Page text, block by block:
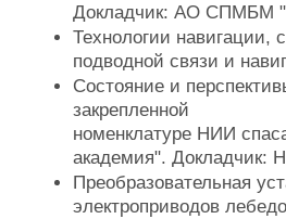
Докладчик: АО СПМБМ
Технологии навигации,
подводной связи и
Состояние и
закрепленной
номенклатуре НИИ
академия".
Преобразовательная
электроприводов